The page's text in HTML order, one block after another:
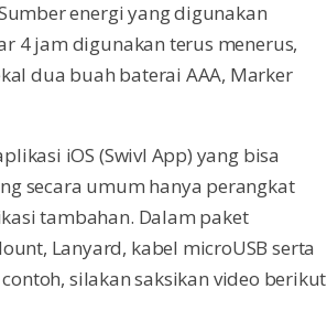
energi yang digunakan
4 jam digunakan terus menerus,
dua buah baterai AAA, Marker
iOS (Swivl App) yang bisa
secara umum hanya perangkat
tambahan. Dalam paket
Lanyard, kabel microUSB serta
silakan saksikan video berikut